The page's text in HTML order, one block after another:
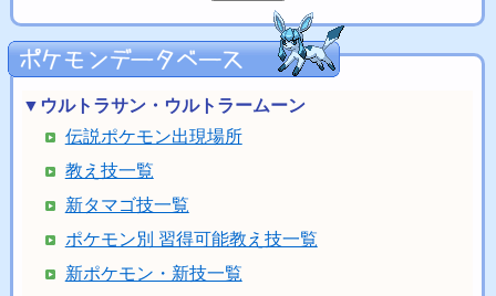
▼ウルトラサン・ウルトラームーン
伝説ポケモン出現場所
教え技一覧
新タマゴ技一覧
ポケモン別 習得可能教え技一覧
新ポケモン・新技一覧